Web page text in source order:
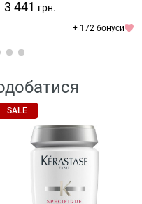
3 441 грн.
+ 172 бонуси
SALE